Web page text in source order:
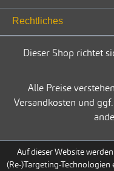
Rechtliches
Dieser Shop richtet
Alle Preise
Versandkosten und
Auf dieser Website
(Re-)Targeting-